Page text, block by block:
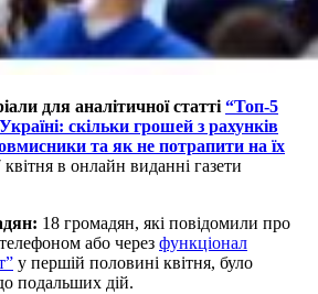
для аналітичної статті “Топ-5
скільки грошей з рахунків
та як не потрапити на їх
в онлайн виданні газети
18 громадян, які повідомили про
або через функціонал
у першій половині квітня, було
подальших дій.